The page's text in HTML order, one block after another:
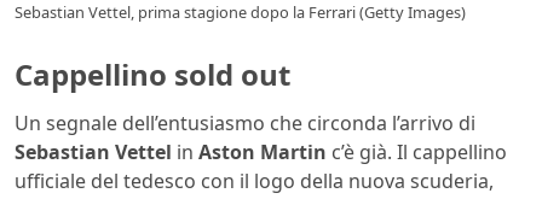
Sebastian Vettel, prima stagione dopo la Ferrari (Getty Images)
Cappellino sold out
Un segnale dell’entusiasmo che circonda l’arrivo di
Sebastian Vettel in Aston Martin c’è già. Il cappellino
ufficiale del tedesco con il logo della nuova scuderia,